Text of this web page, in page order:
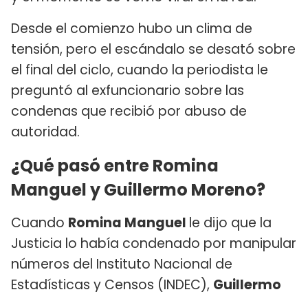
Desde el comienzo hubo un clima de
tensión, pero el escándalo se desató sobre
el final del ciclo, cuando la periodista le
preguntó al exfuncionario sobre las
condenas que recibió por abuso de
autoridad.
¿Qué pasó entre Romina
Manguel y Guillermo Moreno?
Cuando Romina Manguel le dijo que la
Justicia lo había condenado por manipular
números del Instituto Nacional de
Estadísticas y Censos (INDEC), Guillermo